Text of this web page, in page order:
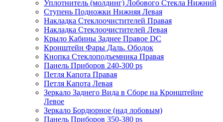
Уплотнитель (молдинг) Лобового Стекла Нижний
Ступень Подножки Нижняя Левая
Накладка Стеклоочистителей Правая
Накладка Стеклоочистителей Левая
Крыло Кабины Заднее Правое DC
Кронштейн Фары Даль. Ободок
Кнопка Стеклоподъемника Правая
Панель Приборов 240-300 ps
Петля Капота Правая
Петля Капота Левая
Зеркало Заднего Вида в Сборе на Кронштейне
Левое
Зеркало Бордюрное (над лобовым)
Панель Приборов 350-380 ps